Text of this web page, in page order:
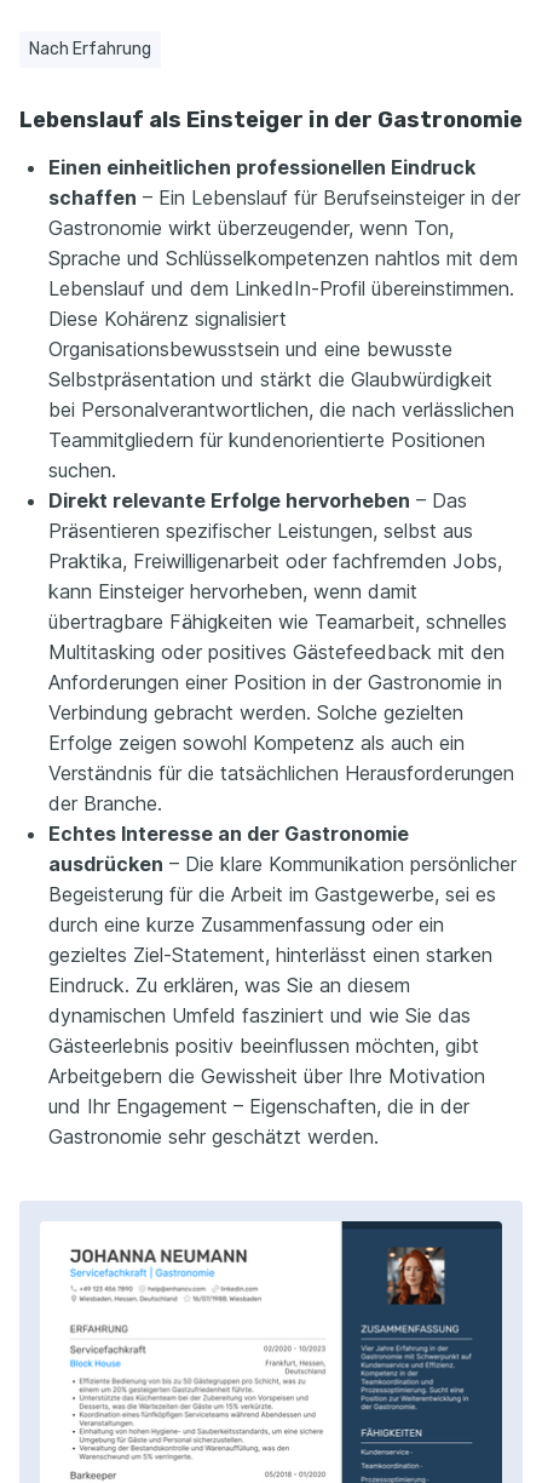
Nach Erfahrung
Lebenslauf als Einsteiger in der Gastronomie
Einen einheitlichen professionellen Eindruck
schaffen – Ein Lebenslauf für Berufseinsteiger in der
Gastronomie wirkt überzeugender, wenn Ton,
Sprache und Schlüsselkompetenzen nahtlos mit dem
Lebenslauf und dem LinkedIn-Profil übereinstimmen.
Diese Kohärenz signalisiert
Organisationsbewusstsein und eine bewusste
Selbstpräsentation und stärkt die Glaubwürdigkeit
bei Personalverantwortlichen, die nach verlässlichen
Teammitgliedern für kundenorientierte Positionen
suchen.
Direkt relevante Erfolge hervorheben – Das
Präsentieren spezifischer Leistungen, selbst aus
Praktika, Freiwilligenarbeit oder fachfremden Jobs,
kann Einsteiger hervorheben, wenn damit
übertragbare Fähigkeiten wie Teamarbeit, schnelles
Multitasking oder positives Gästefeedback mit den
Anforderungen einer Position in der Gastronomie in
Verbindung gebracht werden. Solche gezielten
Erfolge zeigen sowohl Kompetenz als auch ein
Verständnis für die tatsächlichen Herausforderungen
der Branche.
Echtes Interesse an der Gastronomie
ausdrücken – Die klare Kommunikation persönlicher
Begeisterung für die Arbeit im Gastgewerbe, sei es
durch eine kurze Zusammenfassung oder ein
gezieltes Ziel-Statement, hinterlässt einen starken
Eindruck. Zu erklären, was Sie an diesem
dynamischen Umfeld fasziniert und wie Sie das
Gästeerlebnis positiv beeinflussen möchten, gibt
Arbeitgebern die Gewissheit über Ihre Motivation
und Ihr Engagement – Eigenschaften, die in der
Gastronomie sehr geschätzt werden.